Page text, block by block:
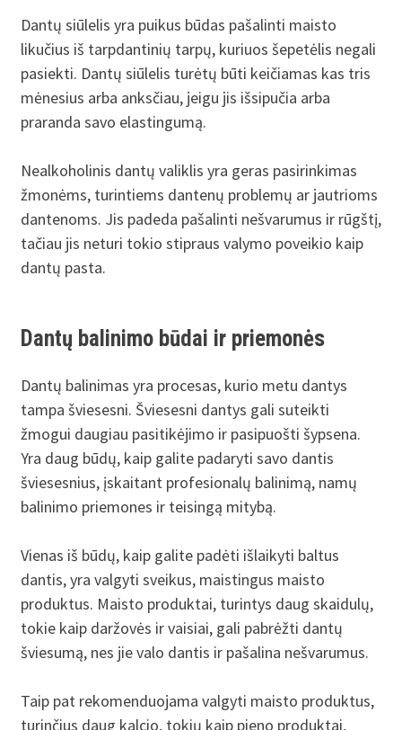
Dantų siūlelis yra puikus būdas pašalinti maisto
likučius iš tarpdantinių tarpų, kuriuos šepetėlis negali
pasiekti. Dantų siūlelis turėtų būti keičiamas kas tris
mėnesius arba anksčiau, jeigu jis išsipučia arba
praranda savo elastingumą.
Nealkoholinis dantų valiklis yra geras pasirinkimas
žmonėms, turintiems dantenų problemų ar jautrioms
dantenoms. Jis padeda pašalinti nešvarumus ir rūgštį,
tačiau jis neturi tokio stipraus valymo poveikio kaip
dantų pasta.
Dantų balinimo būdai ir priemonės
Dantų balinimas yra procesas, kurio metu dantys
tampa šviesesni. Šviesesni dantys gali suteikti
žmogui daugiau pasitikėjimo ir pasipuošti šypsena.
Yra daug būdų, kaip galite padaryti savo dantis
šviesesnius, įskaitant profesionalų balinimą, namų
balinimo priemones ir teisingą mitybą.
Vienas iš būdų, kaip galite padėti išlaikyti baltus
dantis, yra valgyti sveikus, maistingus maisto
produktus. Maisto produktai, turintys daug skaidulų,
tokie kaip daržovės ir vaisiai, gali pabrėžti dantų
šviesumą, nes jie valo dantis ir pašalina nešvarumus.
Taip pat rekomenduojama valgyti maisto produktus,
turinčius daug kalcio, tokių kaip pieno produktai,